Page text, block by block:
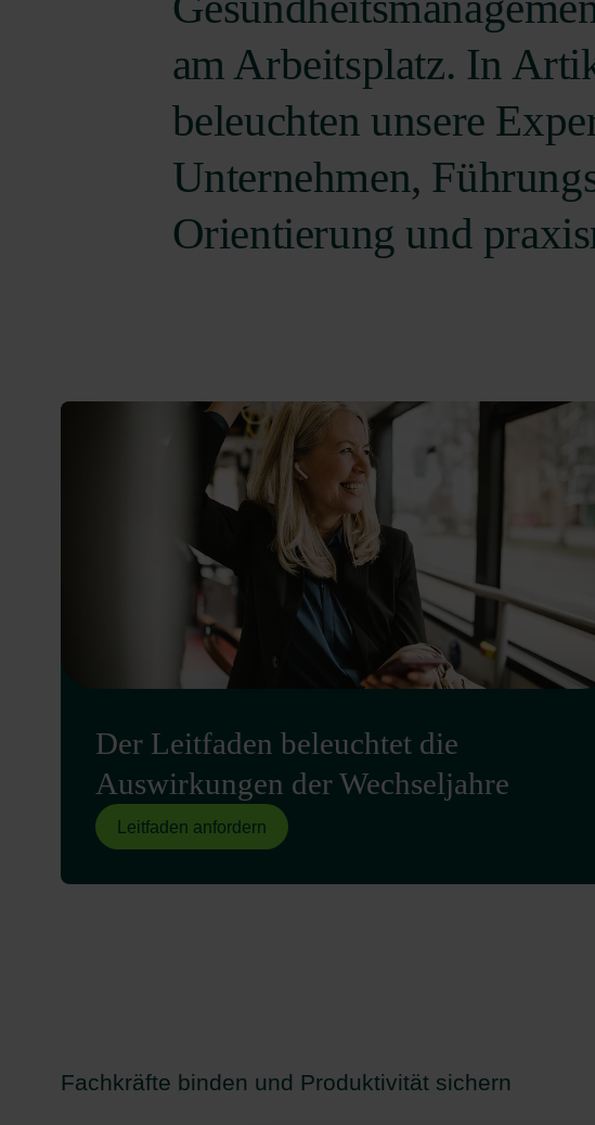
am Arbeitsplatz. In
beleuchten unsere
Unternehmen,
Orientierung und
Der Leitfaden beleuchtet die
Auswirkungen der Wechseljahre
Leitfaden anfordern
Fachkräfte binden und Produktivität sichern